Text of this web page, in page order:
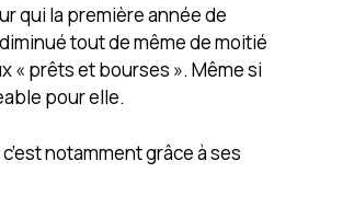
qui la première année de
tout de même de moitié
« prêts et bourses ». Même si
pour elle.
notamment grâce à ses